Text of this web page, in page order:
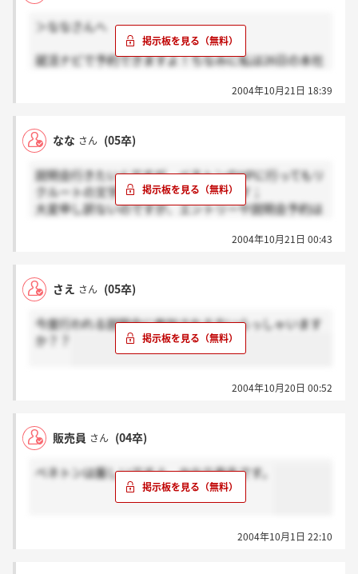
＞ななさんへ
就活ナビで予約できますよ！ちなみに私は26日の本社
2004年10月21日 18:39
なな さん (05卒)
説明会行きたいんですが、ベネトンのHPに行ってもリ
クルートの文字が見つけられずにいます；
大変申し訳ないのですが、エントリーや説明会予約は
2004年10月21日 00:43
さえ さん (05卒)
今度行われる説明会に参加される方いらっしゃいます
か？？
2004年10月20日 00:52
販売員 さん (04卒)
ベネトンは厳しいですよ。かなり有名です。
2004年10月1日 22:10